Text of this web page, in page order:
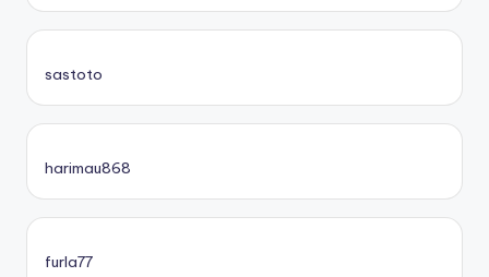
sastoto
harimau868
furla77